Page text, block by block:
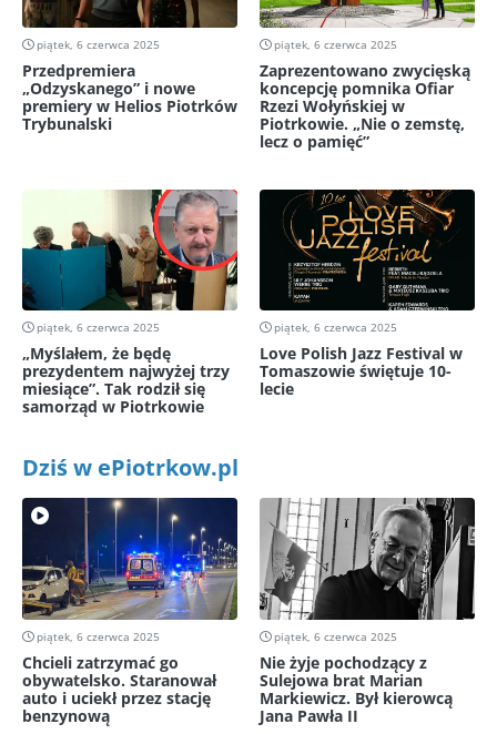
piątek, 6 czerwca 2025
Przedpremiera
„Odzyskanego” i nowe
premiery w Helios Piotrków
Trybunalski
piątek, 6 czerwca 2025
Zaprezentowano zwycięską
koncepcję pomnika Ofiar
Rzezi Wołyńskiej w
Piotrkowie. „Nie o zemstę,
lecz o pamięć”
piątek, 6 czerwca 2025
„Myślałem, że będę
prezydentem najwyżej trzy
miesiące”. Tak rodził się
samorząd w Piotrkowie
piątek, 6 czerwca 2025
Love Polish Jazz Festival w
Tomaszowie świętuje 10-
lecie
Dziś w ePiotrkow.pl
piątek, 6 czerwca 2025
Chcieli zatrzymać go
obywatelsko. Staranował
auto i uciekł przez stację
benzynową
piątek, 6 czerwca 2025
Nie żyje pochodzący z
Sulejowa brat Marian
Markiewicz. Był kierowcą
Jana Pawła II